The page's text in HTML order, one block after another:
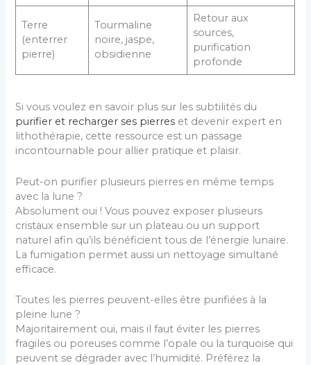
Terre
(enterrer
pierre)
Tourmaline
noire, jaspe,
obsidienne
Retour aux
sources,
purification
profonde
Si vous voulez en savoir plus sur les subtilités du
purifier et recharger ses pierres et devenir expert en
lithothérapie, cette ressource est un passage
incontournable pour allier pratique et plaisir.
Peut-on purifier plusieurs pierres en même temps
avec la lune ?
Absolument oui ! Vous pouvez exposer plusieurs
cristaux ensemble sur un plateau ou un support
naturel afin qu’ils bénéficient tous de l’énergie lunaire.
La fumigation permet aussi un nettoyage simultané
efficace.
Toutes les pierres peuvent-elles être purifiées à la
pleine lune ?
Majoritairement oui, mais il faut éviter les pierres
fragiles ou poreuses comme l’opale ou la turquoise qui
peuvent se dégrader avec l’humidité. Préférez la